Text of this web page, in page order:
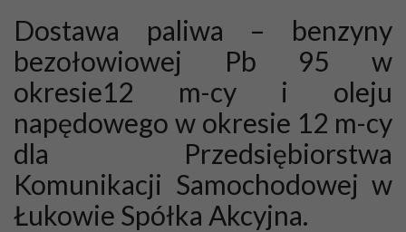
Dostawa paliwa – benzyny
bezołowiowej Pb 95 w
okresie12 m-cy i oleju
napędowego w okresie 12 m-cy
dla Przedsiębiorstwa
Komunikacji Samochodowej w
Łukowie Spółka Akcyjna.